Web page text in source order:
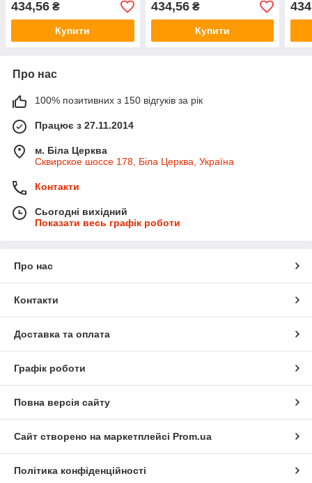
434,56 ₴
Купити
434,56₴
Купити
Про нас
100% позитивних з 150 відгуків за рік
Працює з 27.11.2014
м. Біла Церква
Сквирское шоссе 178, Біла Церква, Україна
Контакти
Сьогодні вихідний
Показати весь графік роботи
Про нас
Контакти
Доставка та оплата
Графік роботи
Повна версія сайту
Сайт створено на маркетплейсі Prom.ua
Політика конфіденційності